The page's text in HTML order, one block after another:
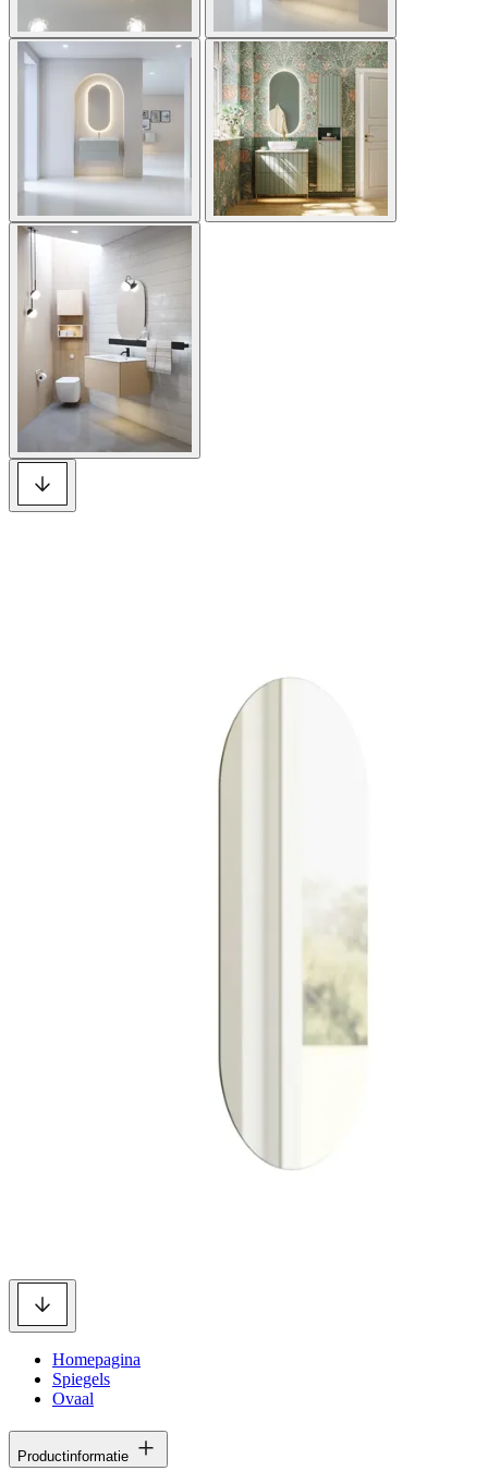
Homepagina
Spiegels
Ovaal
Productinformatie